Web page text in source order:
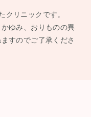
クリニックです。
ゆみ、おりものの異
すのでご了承くださ